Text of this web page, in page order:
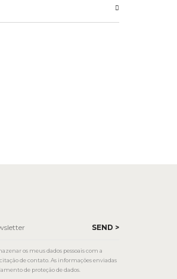
os meus dados pessoais com a
de contato. As informações enviadas
de proteção de dados.